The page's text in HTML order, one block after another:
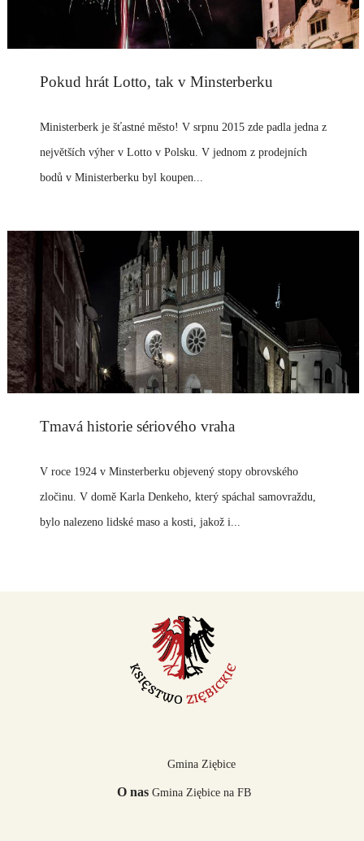
Pokud hrát Lotto, tak v Minsterberku
Ministerberk je šťastné město! V srpnu 2015 zde padla jedna z
největších výher v Lotto v Polsku. V jednom z prodejních
bodů v Ministerberku byl koupen...
Tmavá historie sériového vraha
V roce 1924 v Minsterberku objevený stopy obrovského
zločinu. V domě Karla Denkeho, který spáchal samovraždu,
bylo nalezeno lidské maso a kosti, jakož i...
O nas
Gmina Ziębice
Gmina Ziębice na FB